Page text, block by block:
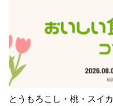
とうもろこし・桃・スイ